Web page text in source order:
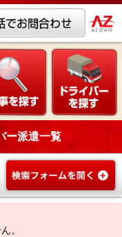
ー派遣一覧
。